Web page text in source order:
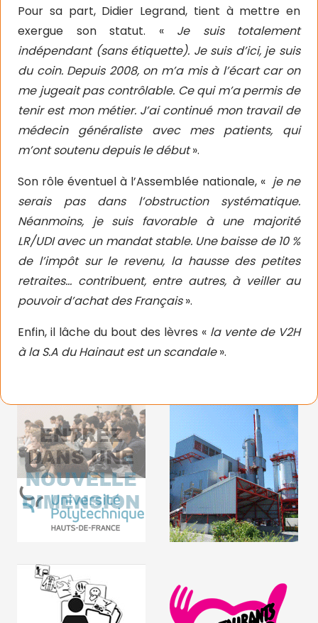
Pour sa part, Didier Legrand, tient à mettre en
exergue son statut. « Je suis totalement
indépendant (sans étiquette). Je suis d’ici, je suis
du coin. Depuis 2008, on m’a mis à l’écart car on
me jugeait pas contrôlable. Ce qui m’a permis de
tenir est mon métier. J’ai continué mon travail de
médecin généraliste avec mes patients, qui
m’ont soutenu depuis le début».
Son rôle éventuel à l’Assemblée nationale, « je ne
serais pas dans l’obstruction systématique.
Néanmoins, je suis favorable à une majorité
LR/UDI avec un mandat stable. Une baisse de 10 %
de l’impôt sur le revenu, la hausse des petites
retraites… contribuent, entre autres, à veiller au
pouvoir d’achat des Français».
Enfin, il lâche du bout des lèvres « la vente de V2H
à la S.A du Hainaut est un scandale».